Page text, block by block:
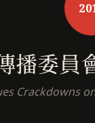
播委員
Crackdowns